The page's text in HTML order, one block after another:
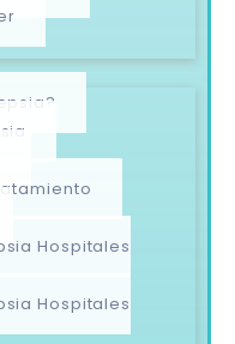
Hospitales
Hospitales